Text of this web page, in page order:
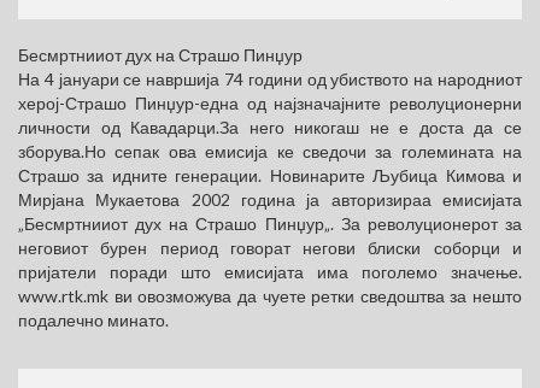
Бесмртнииот дух на Страшо Пинџур
На 4 јануари се навршија 74 години од убиството на народниот
херој-Страшо Пинџур-една од најзначајните револуционерни
личности од Кавадарци.За него никогаш не е доста да се
зборува.Но сепак ова емисија ке сведочи за големината на
Страшо за идните генерации. Новинарите Љубица Кимова и
Мирјана Мукаетова 2002 година ја авторизираа емисијата
„Бесмртнииот дух на Страшо Пинџур„. За револуционерот за
неговиот бурен период говорат негови блиски соборци и
пријатели поради што емисијата има поголемо значење.
www.rtk.mk ви овозможува да чуете ретки сведоштва за нешто
подалечно минато.